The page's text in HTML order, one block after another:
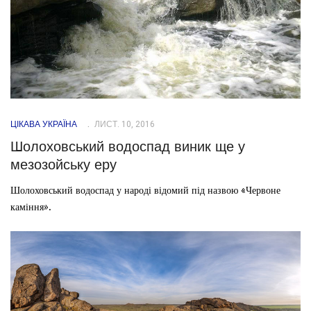
ЦІКАВА УКРАЇНА ЛИСТ. 10, 2016
Шолоховський водоспад виник ще у
мезозойську еру
Шолоховський водоспад у народі відомий під назвою «Червоне
каміння».